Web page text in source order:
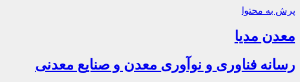
پرش به محتوا
معدن مدیا
رسانه فناوری و نوآوری معدن و صنایع معدنی